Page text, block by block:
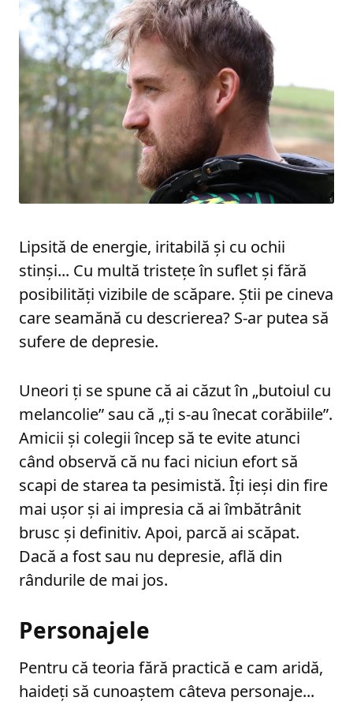
Lipsită de energie, iritabilă și cu ochii
stinși... Cu multă tristețe în suflet și fără
posibilități vizibile de scăpare. Știi pe cineva
care seamănă cu descrierea? S-ar putea să
sufere de depresie.
Uneori ți se spune că ai căzut în „butoiul cu
melancolie” sau că „ți s-au înecat corăbiile”.
Amicii și colegii încep să te evite atunci
când observă că nu faci niciun efort să
scapi de starea ta pesimistă. Îți ieși din fire
mai ușor și ai impresia că ai îmbătrânit
brusc și definitiv. Apoi, parcă ai scăpat.
Dacă a fost sau nu depresie, află din
rândurile de mai jos.
Personajele
Pentru că teoria fără practică e cam aridă,
haideți să cunoaștem câteva personaje...